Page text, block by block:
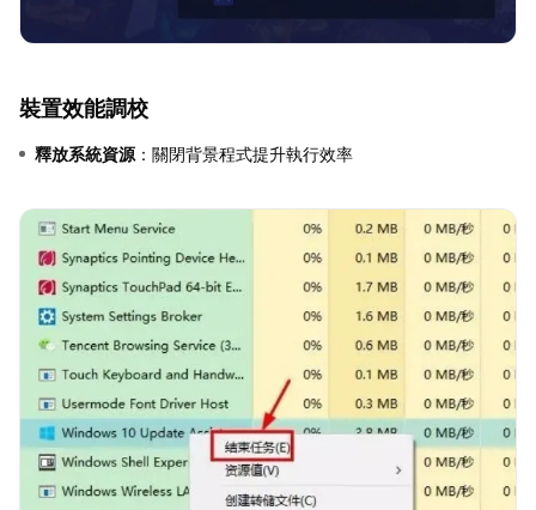
裝置效能調校
釋放系統資源：關閉背景程式提升執行效率